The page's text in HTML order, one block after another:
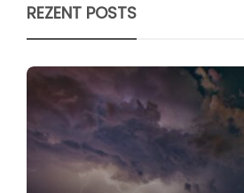
REZENT POSTS